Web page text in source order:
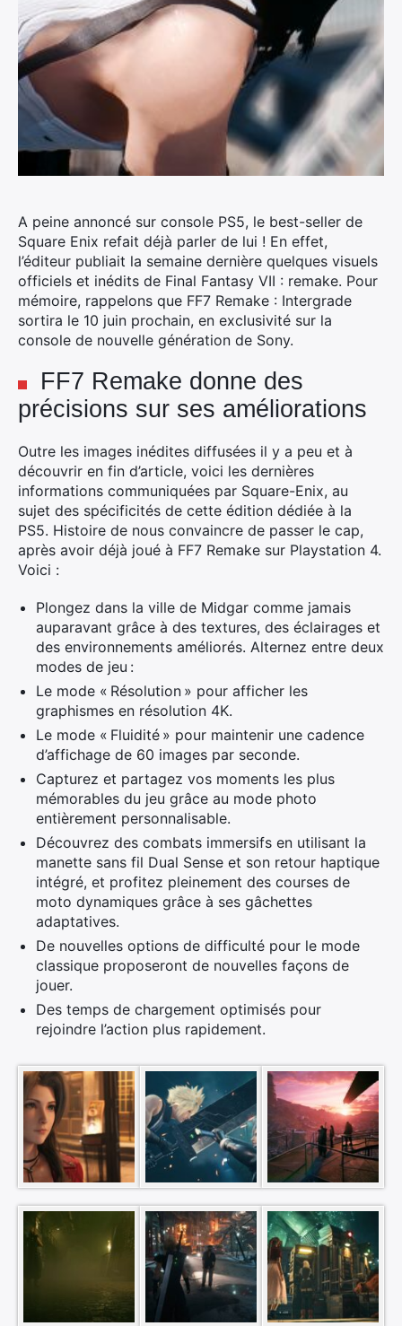
A peine annoncé sur console PS5, le best-seller de
Square Enix refait déjà parler de lui ! En effet,
l’éditeur publiait la semaine dernière quelques visuels
officiels et inédits de Final Fantasy VII : remake. Pour
mémoire, rappelons que FF7 Remake : Intergrade
sortira le 10 juin prochain, en exclusivité sur la
console de nouvelle génération de Sony.
FF7 Remake donne des
précisions sur ses améliorations
Outre les images inédites diffusées il y a peu et à
découvrir en fin d’article, voici les dernières
informations communiquées par Square-Enix, au
sujet des spécificités de cette édition dédiée à la
PS5. Histoire de nous convaincre de passer le cap,
après avoir déjà joué à FF7 Remake sur Playstation 4.
Voici :
Plongez dans la ville de Midgar comme jamais
auparavant grâce à des textures, des éclairages et
des environnements améliorés. Alternez entre deux
modes de jeu :
Le mode « Résolution » pour afficher les
graphismes en résolution 4K.
Le mode « Fluidité » pour maintenir une cadence
d’affichage de 60 images par seconde.
Capturez et partagez vos moments les plus
mémorables du jeu grâce au mode photo
entièrement personnalisable.
Découvrez des combats immersifs en utilisant la
manette sans fil Dual Sense et son retour haptique
intégré, et profitez pleinement des courses de
moto dynamiques grâce à ses gâchettes
adaptatives.
De nouvelles options de difficulté pour le mode
classique proposeront de nouvelles façons de
jouer.
Des temps de chargement optimisés pour
rejoindre l’action plus rapidement.